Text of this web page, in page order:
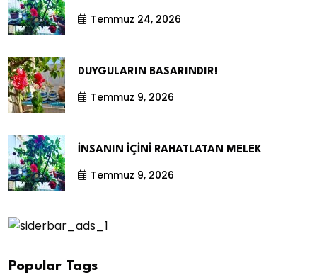
Temmuz 24, 2026
DUYGULARIN BASARINDIR!
Temmuz 9, 2026
İNSANIN İÇİNİ RAHATLATAN MELEK
Temmuz 9, 2026
Popular Tags